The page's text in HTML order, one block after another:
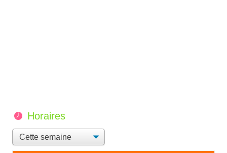
Horaires